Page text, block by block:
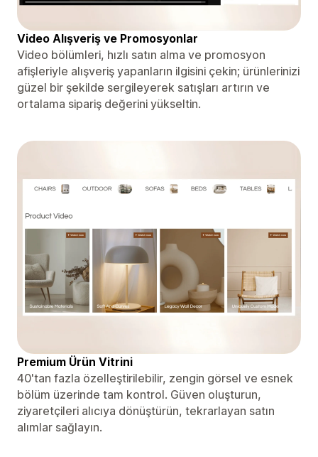
Video Alışveriş ve Promosyonlar
Video bölümleri, hızlı satın alma ve promosyon
afişleriyle alışveriş yapanların ilgisini çekin; ürünlerinizi
güzel bir şekilde sergileyerek satışları artırın ve
ortalama sipariş değerini yükseltin.
Premium Ürün Vitrini
40'tan fazla özelleştirilebilir, zengin görsel ve esnek
bölüm üzerinde tam kontrol. Güven oluşturun,
ziyaretçileri alıcıya dönüştürün, tekrarlayan satın
alımlar sağlayın.